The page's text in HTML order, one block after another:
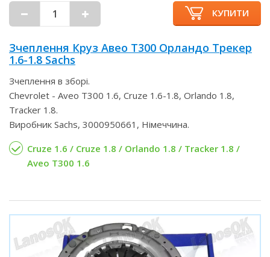
КУПИТИ
Зчеплення Круз Авео Т300 Орландо Трекер
1.6-1.8 Sachs
Зчеплення в зборі.
Chevrolet - Aveo T300 1.6, Cruze 1.6-1.8, Orlando 1.8,
Tracker 1.8.
Виробник Sachs, 3000950661, Німеччина.
Cruze 1.6 / Cruze 1.8 / Orlando 1.8 / Tracker 1.8 /
Aveo T300 1.6